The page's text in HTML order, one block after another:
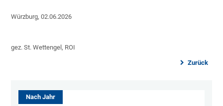
Würzburg, 02.06.2026
gez. St. Wettengel, ROI
Zurück
Nach Jahr